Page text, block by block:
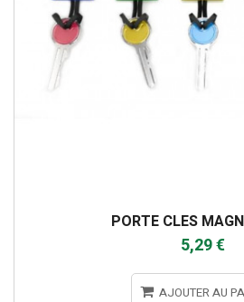
PORTE CLES
5,29 €
AJOUTER AU